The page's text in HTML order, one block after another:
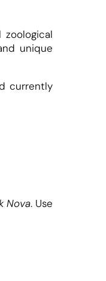
unique
currently
Nova. Use